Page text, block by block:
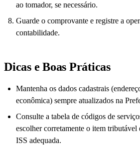
ao tomador, se necessário.
Guarde o comprovante e registre a
contabilidade.
Dicas e Boas Práticas
Mantenha os dados cadastrais
econômica) sempre atualizados na
Consulte a tabela de códigos de
escolher corretamente o item tributável
ISS adequada.